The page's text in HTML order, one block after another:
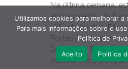
Na última semana,
ensino médio da
18ª edição da UPA –
Portas Abertas, com
Educação
estudantes
Utilizamos cookies para melhorar
Para mais informações sobre o
Política de
Aceito
Política